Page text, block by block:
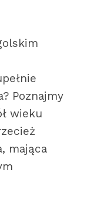
Poznajmy
wieku
mająca